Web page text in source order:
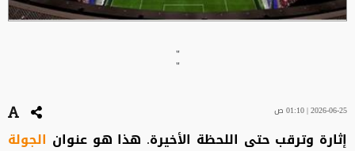
"
"
2026-06-25 | 01:10 ص
إثارة وترقب حتى اللحظة الأخيرة. هذا هو عنوان الجولة